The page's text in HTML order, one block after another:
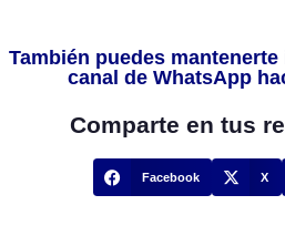
También puedes
canal de WhatsApp
Comparte en tus
Facebook X